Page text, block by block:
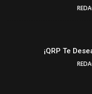
¡QRP Te